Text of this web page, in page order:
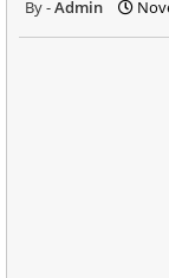
Admin